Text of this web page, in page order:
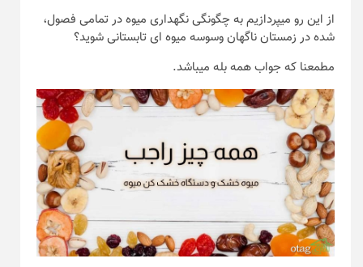
از این رو میپردازیم به چگونگی نگهداری میوه در تمامی فصول،
شده در زمستان ناگهان وسوسه میوه ای تابستانی شوید؟
مطمعنا که جواب همه بله میباشد.